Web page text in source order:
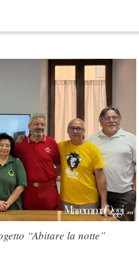
“Abitare la notte”